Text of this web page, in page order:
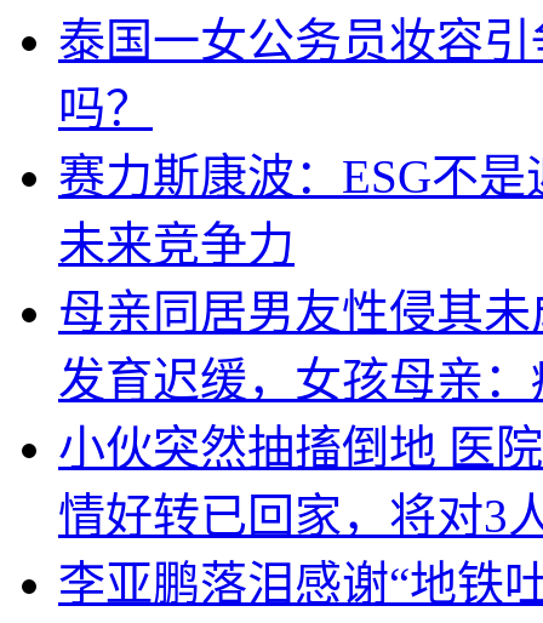
泰国一女公务员妆容
吗？
赛力斯康波：ESG不
未来竞争力
母亲同居男友性侵其
发育迟缓，女孩母亲
小伙突然抽搐倒地 医
情好转已回家，将对3
李亚鹏落泪感谢“地铁